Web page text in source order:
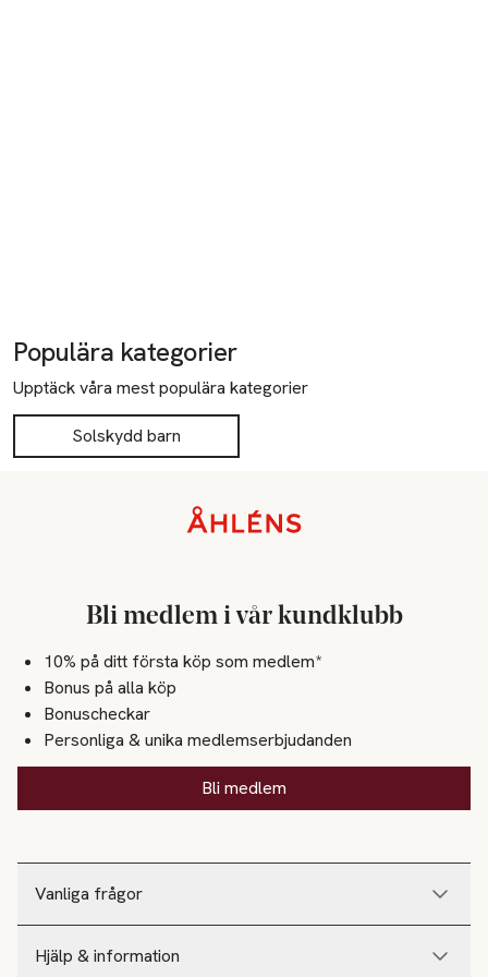
Populära kategorier
Upptäck våra mest populära kategorier
Solskydd barn
Vanliga frågor
Hjälp & information
Bli medlem i vår kundklubb
10% på ditt första köp som medlem*
Bonus på alla köp
Bonuscheckar
Personliga & unika medlemserbjudanden
Bli medlem